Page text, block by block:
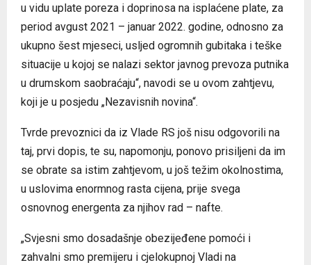
u vidu uplate poreza i doprinosa na isplaćene plate, za
period avgust 2021 – januar 2022. godine, odnosno za
ukupno šest mjeseci, usljed ogromnih gubitaka i teške
situacije u kojoj se nalazi sektor javnog prevoza putnika
u drumskom saobraćaju“, navodi se u ovom zahtjevu,
koji je u posjedu „Nezavisnih novina“.
Tvrde prevoznici da iz Vlade RS još nisu odgovorili na
taj, prvi dopis, te su, napomonju, ponovo prisiljeni da im
se obrate sa istim zahtjevom, u još težim okolnostima,
u uslovima enormnog rasta cijena, prije svega
osnovnog energenta za njihov rad – nafte.
„Svjesni smo dosadašnje obezijeđene pomoći i
zahvalni smo premijeru i cjelokupnoj Vladi na